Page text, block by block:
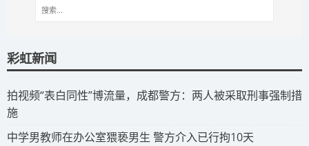
彩虹新闻
拍视频“表白同性”博流量，成都警方：两人被采取刑事强制措
施
​中学男教师在办公室猥亵男生 警方介入已行拘10天